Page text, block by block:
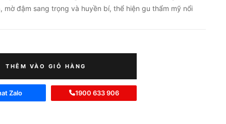
mờ đậm sang trọng và huyền bí, thể hiện gu thẩm mỹ nổi
THÊM VÀO GIỎ HÀNG
Zalo 1900 633 906